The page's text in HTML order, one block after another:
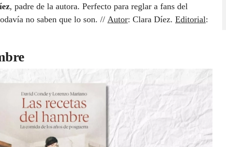
, padre de la autora. Perfecto para reglar a fans del
no saben que lo son. // Autor: Clara Díez. Editorial: